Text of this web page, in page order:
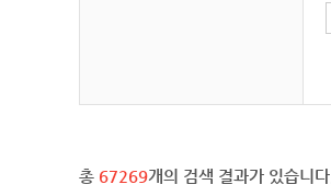
총 67269개의 검색 결과가 있습니다.